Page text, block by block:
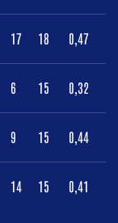
17 18 0,47
6 15 0,32
9 15 0,44
14 15 0,41